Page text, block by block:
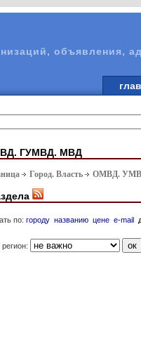
объявления,
ГУМВД. МВД
Город. Власть ОМВД.
по:городу названию цене e-mail